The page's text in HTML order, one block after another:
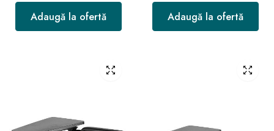
Adaugă la ofertă Adaugă la ofertă